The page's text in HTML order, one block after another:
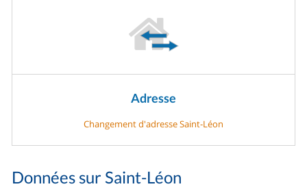
Adresse
Changement d'adresse Saint-Léon
Données sur Saint-Léon